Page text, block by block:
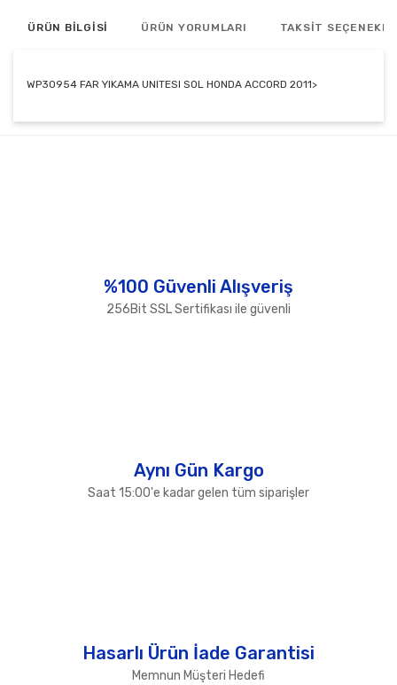
ÜRÜN BİLGİSİ ÜRÜN YORUMLARI TAKSİT
WP30954 FAR YIKAMA UNITESI SOL HONDA ACCORD 2011>
Ürün fiyatı diğer sitelerden daha pahalı.
%100 Güvenli Alışveriş
256Bit SSL Sertifikası ile güvenli
Aynı Gün Kargo
Saat 15:00'e kadar gelen tüm siparişler
Hasarlı Ürün İade Garantisi
Memnun Müşteri Hedefi